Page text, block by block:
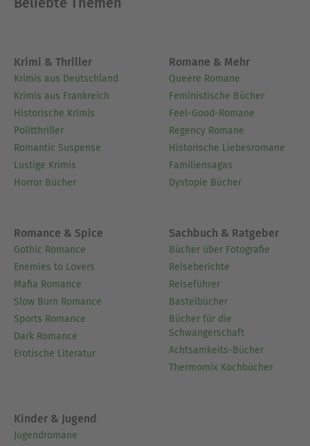
Hans-Christian Kirsch wurde 1934 geboren und
starb 2006. 1961 erschien sein Roman »Mit Haut
und Haar«, der von der Kritik mit den Werken der
Beat Generation verglichen wurde. Unter dem
Pseudonym Frederik Hetmann erschienen
mehrere Biografien von ihm u.a. über Ernesto Che
Guevara, Rosa Luxemburg, Jack Kerouac, Walter
Benjamin. Kirsch hat Märchen und Mythen des
und kommentiert. Hans-Christian Kirsch wurde
1965 und 1973 mit dem Deutschen
Jugendliteraturpreis ausgezeichnet.
Ausblenden
Krimi & Thriller
Krimis aus Deutschland
Krimis aus Frankreich
Historische Krimis
Politthriller
Romantic Suspense
Lustige Krimis
Horror Bücher
Romane & Mehr
Queere Romane
Feministische Bücher
Feel-Good-Romane
Regency Romane
Historische Liebesromane
Familiensagas
Dystopie Bücher
Romance & Spice
Gothic Romance
Enemies to Lovers
Mafia Romance
Slow Burn Romance
Sports Romance
Dark Romance
Erotische Literatur
Sachbuch & Ratgeber
Bücher über Fotografie
Reiseberichte
Reiseführer
Bastelbücher
Bücher für die
Schwangerschaft
Achtsamkeits-Bücher
Thermomix Kochbücher
Kinder & Jugend
Jugendromane